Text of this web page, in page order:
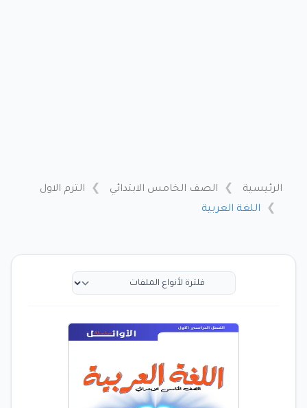
الرئيسية الصف الخامس الابتدائي
الترم الاول
اللغة العربية